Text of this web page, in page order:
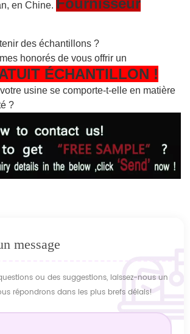
en Chine. Fournisseur
des échantillons ?
honorés de vous offrir un
ÉCHANTILLON !
usine se comporte-t-elle en matière
?
message
ou des suggestions, laissez-nous un
répondrons dans les plus brefs délais!